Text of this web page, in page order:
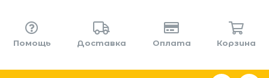
Помощь Доставка Оплата Корзина